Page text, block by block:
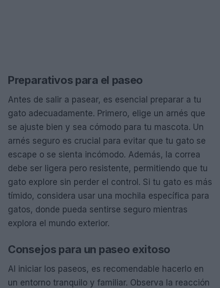
Preparativos para el paseo
Antes de salir a pasear, es esencial preparar a tu
gato adecuadamente. Primero, elige un arnés que
se ajuste bien y sea cómodo para tu mascota. Un
arnés seguro es crucial para evitar que tu gato se
escape o se sienta incómodo. Además, la correa
debe ser ligera pero resistente, permitiendo que tu
gato explore sin perder el control. Si tu gato es más
tímido, considera usar una mochila específica para
gatos, donde pueda sentirse seguro mientras
explora el mundo exterior.
Consejos para un paseo exitoso
Al iniciar los paseos, es recomendable hacerlo en
un entorno tranquilo y familiar. Observa la reacción